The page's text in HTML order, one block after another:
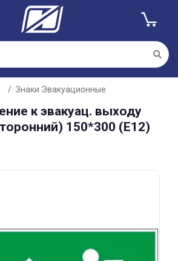
Знаки Эвакуационные
к эвакуац. выходу
150*300 (Е12)
части